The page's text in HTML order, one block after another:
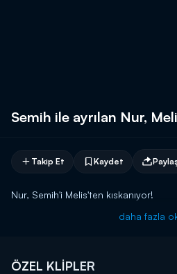
Semih ile ayrılan Nur,
Takip Et Kaydet
Nur, Semih'i Melis'ten kıskanıyor!
daha fazla
ÖZEL KLİPLER